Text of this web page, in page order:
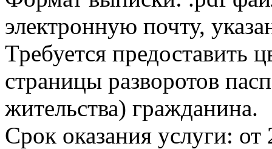
электронную почту,
Требуется предоставить
страницы разворотов
жительства) гражданина.
Срок оказания услуги: от